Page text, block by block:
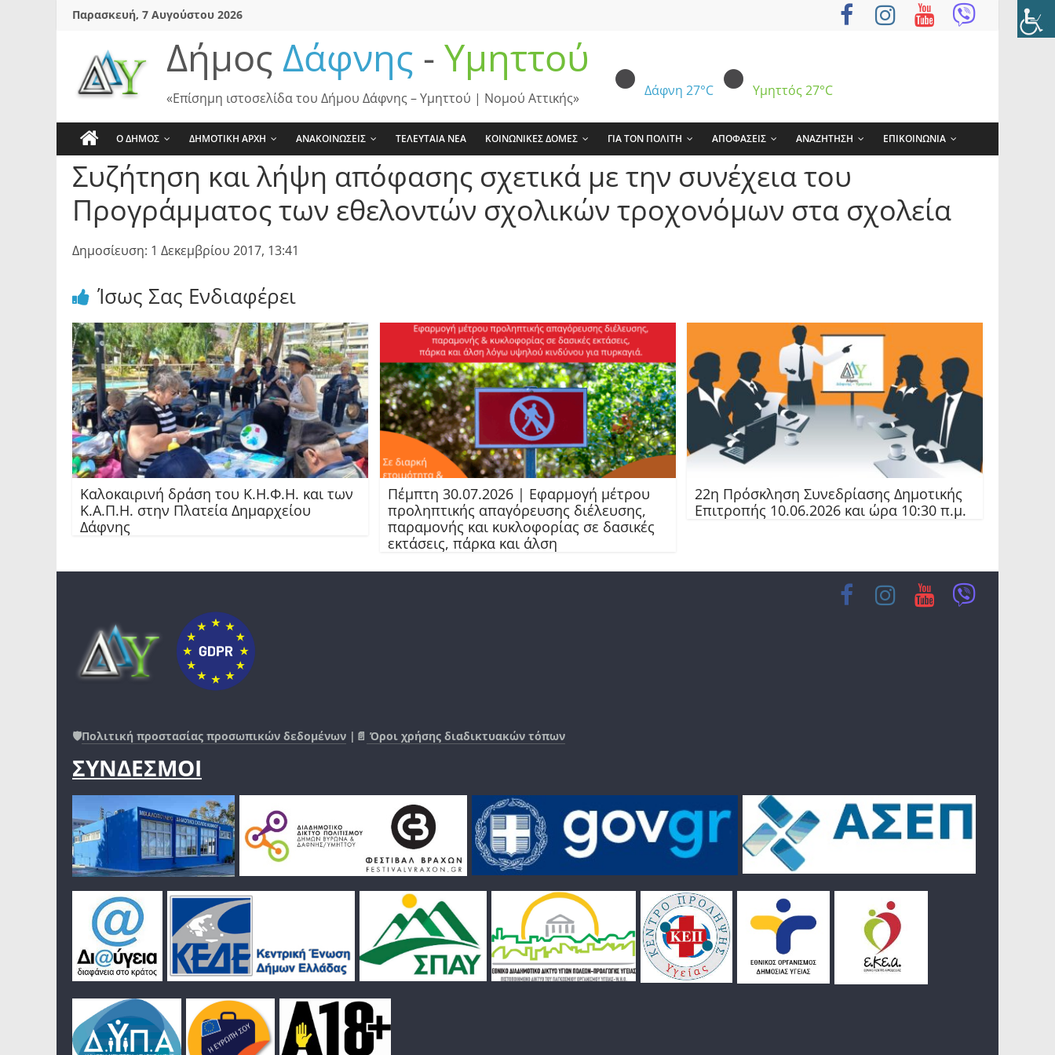
SkipΠαρασκευή, 7 Αυγούστου 2026
Δήμος Δάφνης - Υμηττού
Δάφνη 27°C Υμηττός 27°C
«Επίσημη ιστοσελίδα του Δήμου Δάφνης – Υμηττού | Νομού Αττικής»
Ο ΔΗΜΟΣ ΔΗΜΟΤΙΚΗ ΑΡΧΗ ΑΝΑΚΟΙΝΩΣΕΙΣ ΤΕΛΕΥΤΑΙΑ ΝΕΑ ΚΟΙΝΩΝΙΚΕΣ ΔΟΜΕΣ ΓΙΑ ΤΟΝ ΠΟΛΙΤΗ ΑΠΟΦΑΣΕΙΣ ΑΝΑΖΗΤΗΣΗ ΕΠΙΚΟΙΝΩΝΙΑ
Συζήτηση και λήψη απόφασης σχετικά με την συνέχεια του
Προγράμματος των εθελοντών σχολικών τροχονόμων στα σχολεία
Δημοσίευση: 1 Δεκεμβρίου 2017, 13:41
Ίσως Σας Ενδιαφέρει
Καλοκαιρινή δράση του Κ.Η.Φ.Η. και των
Κ.Α.Π.Η. στην Πλατεία Δημαρχείου
Δάφνης
Πέμπτη 30.07.2026 | Εφαρμογή μέτρου
προληπτικής απαγόρευσης διέλευσης,
παραμονής και κυκλοφορίας σε δασικές
εκτάσεις, πάρκα και άλση
22η Πρόσκληση Συνεδρίασης Δημοτικής
Επιτροπής 10.06.2026 και ώρα 10:30 π.μ.
🛡️Πολιτική προστασίας προσωπικών δεδομένων |📄 Όροι χρήσης διαδικτυακών τόπων
ΣΥΝΔΕΣΜΟΙ